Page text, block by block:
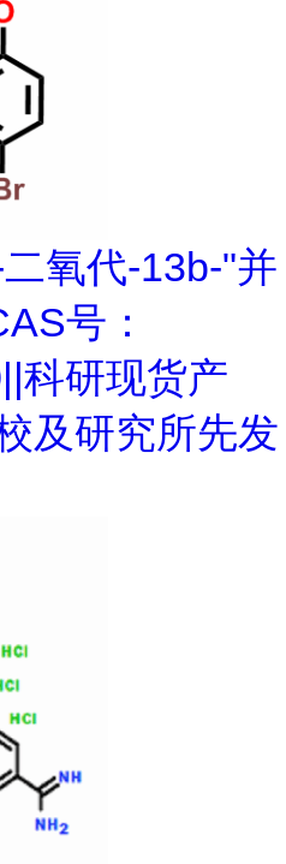
氧代-13b-"并
号：
科研现货产
及研究所先发